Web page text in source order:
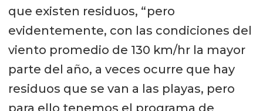
que existen residuos, “pero
evidentemente, con las condiciones del
viento promedio de 130 km/hr la mayor
parte del año, a veces ocurre que hay
residuos que se van a las playas, pero
para ello tenemos el programa de